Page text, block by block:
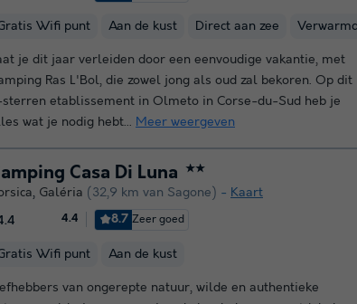
Wifi punt Aan de kust Direct aan zee
je dit jaar verleiden door een eenvoudige vakantie, met
Ras L'Bol, die zowel jong als oud zal bekoren. Op dit
etablissement in Olmeto in Corse-du-Sud heb je
wat je nodig hebt... Meer weergeven
Casa Di Luna ★★
, Galéria (32,9 km van Sagone) Kaart
4.4 8.7 Zeer goed
Wifi punt Aan de kust
van ongerepte natuur, wilde en authentieke